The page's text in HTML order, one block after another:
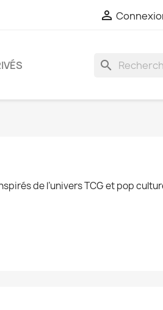

search
de l’univers TCG et pop